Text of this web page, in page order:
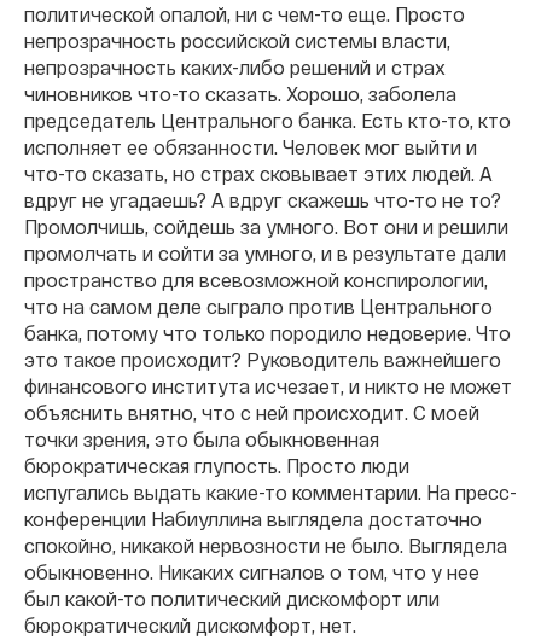
политической опалой, ни с чем-то еще. Просто
непрозрачность российской системы власти,
непрозрачность каких-либо решений и страх
чиновников что-то сказать. Хорошо, заболела
председатель Центрального банка. Есть кто-то, кто
исполняет ее обязанности. Человек мог выйти и
что-то сказать, но страх сковывает этих людей. А
вдруг не угадаешь? А вдруг скажешь что-то не то?
Промолчишь, сойдешь за умного. Вот они и решили
промолчать и сойти за умного, и в результате дали
пространство для всевозможной конспирологии,
что на самом деле сыграло против Центрального
банка, потому что только породило недоверие. Что
это такое происходит? Руководитель важнейшего
финансового института исчезает, и никто не может
объяснить внятно, что с ней происходит. С моей
точки зрения, это была обыкновенная
бюрократическая глупость. Просто люди
испугались выдать какие-то комментарии. На пресс-
конференции Набиуллина выглядела достаточно
спокойно, никакой нервозности не было. Выглядела
обыкновенно. Никаких сигналов о том, что у нее
был какой-то политический дискомфорт или
бюрократический дискомфорт, нет.